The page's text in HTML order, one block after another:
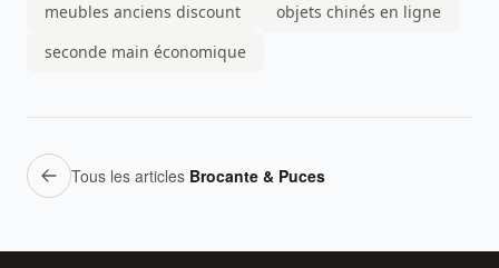
meubles anciens discount
objets chinés en ligne
seconde main économique
Tous les articles Brocante & Puces